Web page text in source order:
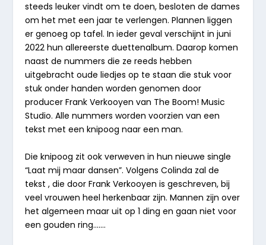
steeds leuker vindt om te doen, besloten de dames
om het met een jaar te verlengen. Plannen liggen
er genoeg op tafel. In ieder geval verschijnt in juni
2022 hun allereerste duettenalbum. Daarop komen
naast de nummers die ze reeds hebben
uitgebracht oude liedjes op te staan die stuk voor
stuk onder handen worden genomen door
producer Frank Verkooyen van The Boom! Music
Studio. Alle nummers worden voorzien van een
tekst met een knipoog naar een man.
Die knipoog zit ook verweven in hun nieuwe single
“Laat mij maar dansen”. Volgens Colinda zal de
tekst , die door Frank Verkooyen is geschreven, bij
veel vrouwen heel herkenbaar zijn. Mannen zijn over
het algemeen maar uit op 1 ding en gaan niet voor
een gouden ring…….